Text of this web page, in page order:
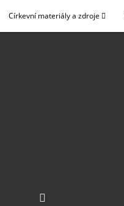
Církevní materiály a zdroje